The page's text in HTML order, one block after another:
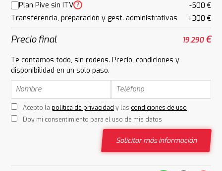
Plan Pive sin ITV ?
-500 €
Transferencia, preparación y gest. administrativas
+300 €
Precio final 19.290€
Te contamos todo, sin rodeos. Precio, condiciones y
disponibilidad en un solo paso.
Acepto la política de privacidad y las condiciones de uso
Doy mi consentimiento para el uso de mis datos
Solicitar más información